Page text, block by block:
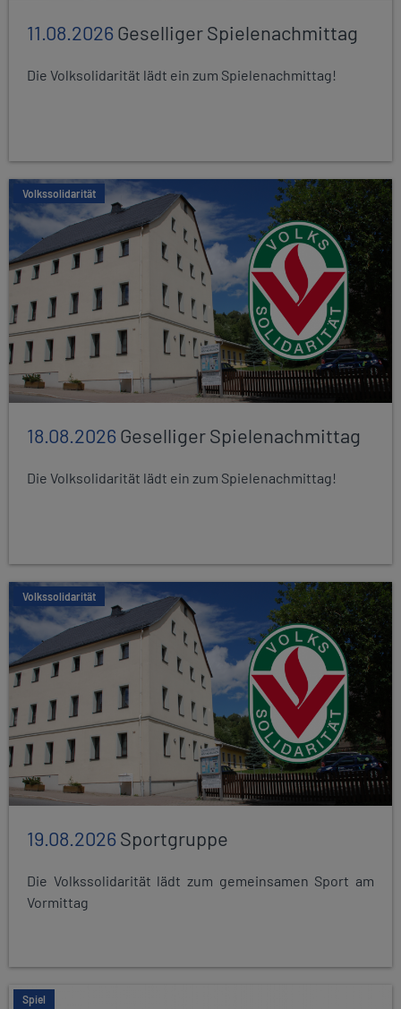
11.08.2026Geselliger Spielenachmittag
Die Volksolidarität lädt ein zum Spielenachmittag!
Volkssolidarität
18.08.2026Geselliger Spielenachmittag
Die Volksolidarität lädt ein zum Spielenachmittag!
Volkssolidarität
19.08.2026Sportgruppe
Die Volkssolidarität lädt zum gemeinsamen Sport am
Vormittag
Spiel